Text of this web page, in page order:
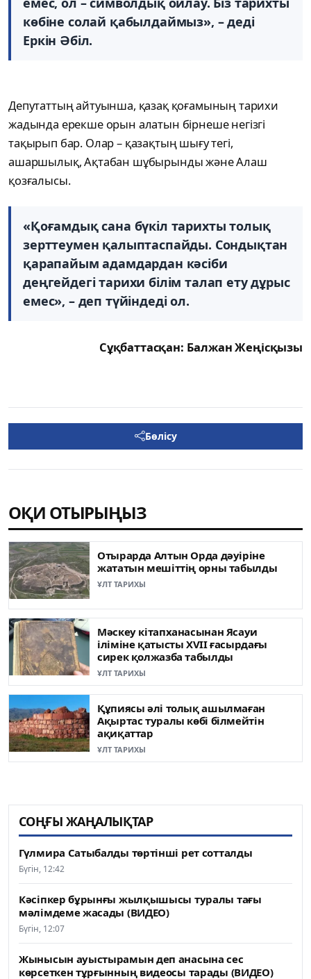
көбіне солай қабылдаймыз», – деді
Еркін Әбіл.
Депутаттың айтуынша, қазақ қоғамының тарихи
жадында ерекше орын алатын бірнеше негізгі
тақырып бар. Олар – қазақтың шығу тегі,
ашаршылық, Ақтабан шұбырынды және Алаш
қозғалысы.
«Қоғамдық сана бүкіл тарихты толық
зерттеумен қалыптаспайды. Сондықтан
қарапайым адамдардан кәсіби
деңгейдегі тарихи білім талап ету дұрыс
емес», – деп түйіндеді ол.
Сұқбаттасқан: Балжан Жеңісқызы
Бөлісу
ОҚИ ОТЫРЫҢЫЗ
Отырарда Алтын Орда дәуіріне
жататын мешіттің орны табылды
ҰЛТ ТАРИХЫ
Мәскеу кітапханасынан Ясауи
іліміне қатысты XVII ғасырдағы
сирек қолжазба табылды
ҰЛТ ТАРИХЫ
Құпиясы әлі толық ашылмаған
Ақыртас туралы көбі білмейтін
ақиқаттар
ҰЛТ ТАРИХЫ
СОҢҒЫ ЖАҢАЛЫҚТАР
Гүлмира Сатыбалды төртінші рет сотталды
Бүгін, 12:42
Кәсіпкер бұрынғы жылқышысы туралы тағы
мәлімдеме жасады (ВИДЕО)
Бүгін, 12:07
Жынысын ауыстырамын деп анасына сес
көрсеткен тұрғынның видеосы тарады (ВИДЕО)